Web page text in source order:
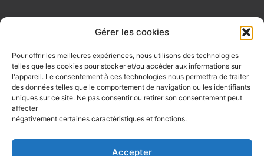
Gérer les cookies
Pour offrir les meilleures expériences, nous utilisons des technologies
telles que les cookies pour stocker et/ou accéder aux informations sur
l'appareil. Le consentement à ces technologies nous permettra de traiter
des données telles que le comportement de navigation ou les identifiants
uniques sur ce site. Ne pas consentir ou retirer son consentement peut
affecter
négativement certaines caractéristiques et fonctions.
Accepter
7 Rue du Four Saint-Jacques 60200 Compiègne
03 44 83 10 41
contact@gombeaud.com
SUIVEZ-NOUS SUR :